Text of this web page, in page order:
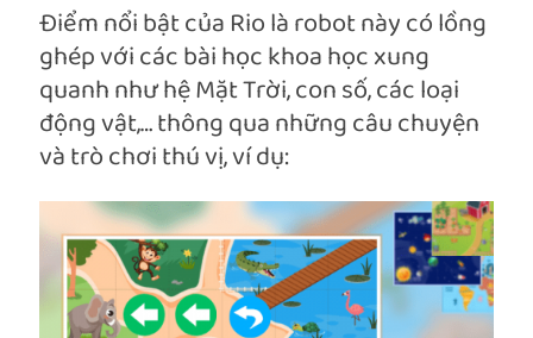
Điểm nổi bật của Rio là robot này có lồng
ghép với các bài học khoa học xung
quanh như hệ Mặt Trời, con số, các loại
động vật,… thông qua những câu chuyện
và trò chơi thú vị, ví dụ: